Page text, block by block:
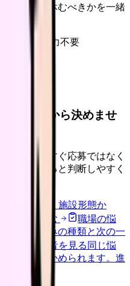
か、少し休むべきかを一緒
病院名は入力不要
比べてから決めませ
た時は、すぐ応募ではなく
」を分けると判断しやすく
・経験年数・施設形態か
ます。
進む
職場の悩
前に、悩みの種類と次の一
掲示板で本音を見る 同じ悩
問題か確かめられます。 進